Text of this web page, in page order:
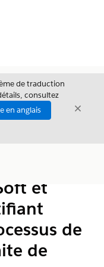
de traduction
consultez
en anglais
Fermer
et
de
de